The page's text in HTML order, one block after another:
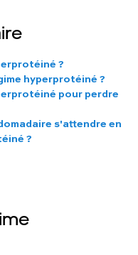
?
hyperprotéiné ?
pour perdre
s'attendre en
?